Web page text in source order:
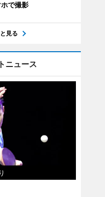
ホで撮影
見る
ニュース